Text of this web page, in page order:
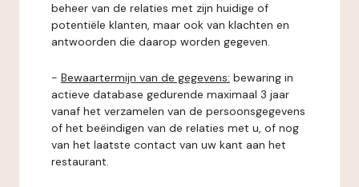
beheer van de relaties met zijn huidige of
potentiële klanten, maar ook van klachten en
antwoorden die daarop worden gegeven.
- Bewaartermijn van de gegevens: bewaring in
actieve database gedurende maximaal 3 jaar
vanaf het verzamelen van de persoonsgegevens
of het beëindigen van de relaties met u, of nog
van het laatste contact van uw kant aan het
restaurant.